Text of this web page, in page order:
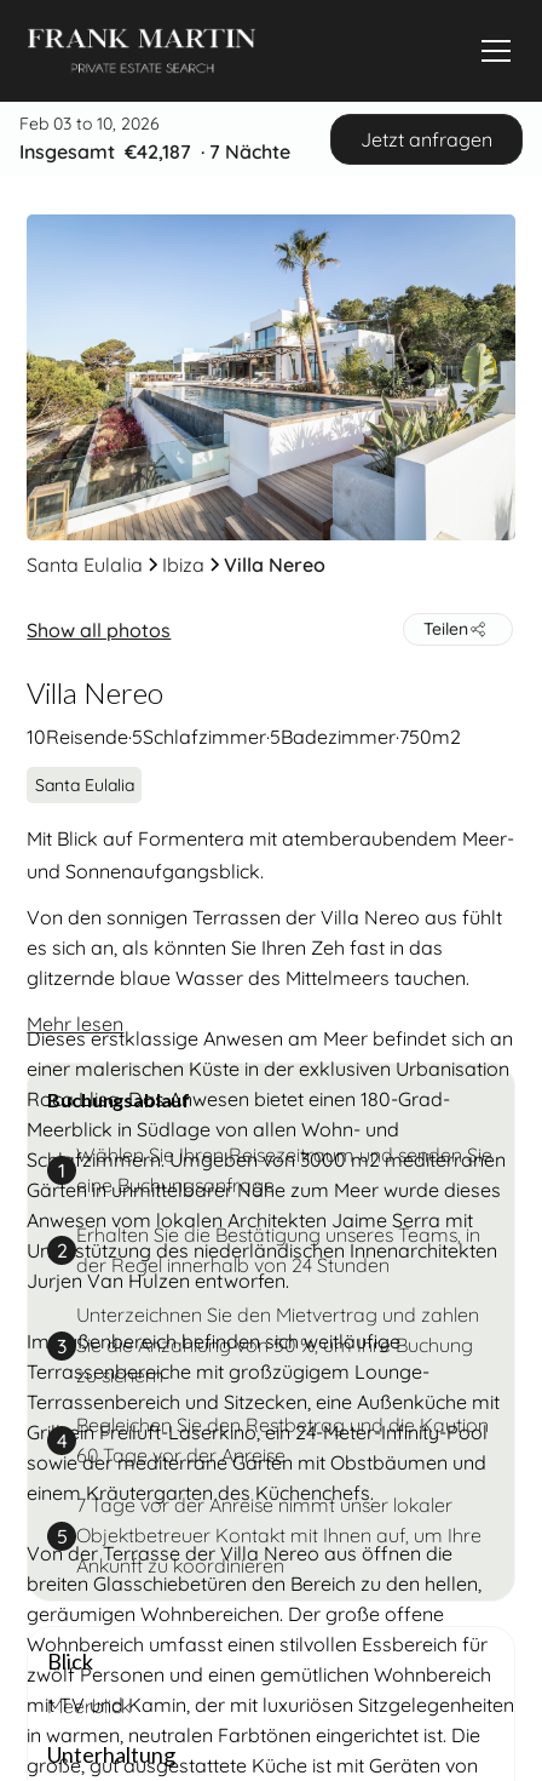
Feb 03 to 10, 2026
Insgesamt €42,187 · 7 Nächte
Jetzt anfragen
Santa Eulalia Ibiza Villa Nereo
Show all photos
Villa Nereo
10Reisende·5Schlafzimmer·5Badezimmer·750m2
Santa Eulalia
Teilen
Mit Blick auf Formentera mit atemberaubendem Meer-
und Sonnenaufgangsblick.
Von den sonnigen Terrassen der Villa Nereo aus fühlt
es sich an, als könnten Sie Ihren Zeh fast in das
glitzernde blaue Wasser des Mittelmeers tauchen.
Dieses erstklassige Anwesen am Meer befindet sich an
einer malerischen Küste in der exklusiven Urbanisation
Roca Llisa. Das Anwesen bietet einen 180-Grad-
Meerblick in Südlage von allen Wohn- und
Schlafzimmern. Umgeben von 3000 m2 mediterranen
Gärten in unmittelbarer Nähe zum Meer wurde dieses
Anwesen vom lokalen Architekten Jaime Serra mit
Unterstützung des niederländischen Innenarchitekten
Jurjen Van Hulzen entworfen.
Im Außenbereich befinden sich weitläufige
Terrassenbereiche mit großzügigem Lounge-
Terrassenbereich und Sitzecken, eine Außenküche mit
Grill, ein Freiluft-Laserkino, ein 24-Meter-Infinity-Pool
sowie der mediterrane Garten mit Obstbäumen und
einem Kräutergarten des Küchenchefs.
Von der Terrasse der Villa Nereo aus öffnen die
breiten Glasschiebetüren den Bereich zu den hellen,
geräumigen Wohnbereichen. Der große offene
Wohnbereich umfasst einen stilvollen Essbereich für
zwölf Personen und einen gemütlichen Wohnbereich
mit TV und Kamin, der mit luxuriösen Sitzgelegenheiten
in warmen, neutralen Farbtönen eingerichtet ist. Die
große, gut ausgestattete Küche ist mit Geräten von
Mehr lesen
Buchungsablauf
1
Wählen Sie Ihren Reisezeitraum und senden Sie
eine Buchungsanfrage
2
Erhalten Sie die Bestätigung unseres Teams, in
der Regel innerhalb von 24 Stunden
3
Unterzeichnen Sie den Mietvertrag und zahlen
Sie die Anzahlung von 50 %, um Ihre Buchung
zu sichern
4
Begleichen Sie den Restbetrag und die Kaution
60 Tage vor der Anreise
5
7 Tage vor der Anreise nimmt unser lokaler
Objektbetreuer Kontakt mit Ihnen auf, um Ihre
Ankunft zu koordinieren
Blick
Meerblick
Unterhaltung